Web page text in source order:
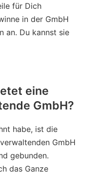
für Dich
in der GmbH
an. Du kannst sie
eine
GmbH?
habe, ist die
GmbH
gebunden.
das Ganze